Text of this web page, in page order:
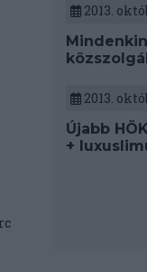
2013.
2013.
Újabb
+